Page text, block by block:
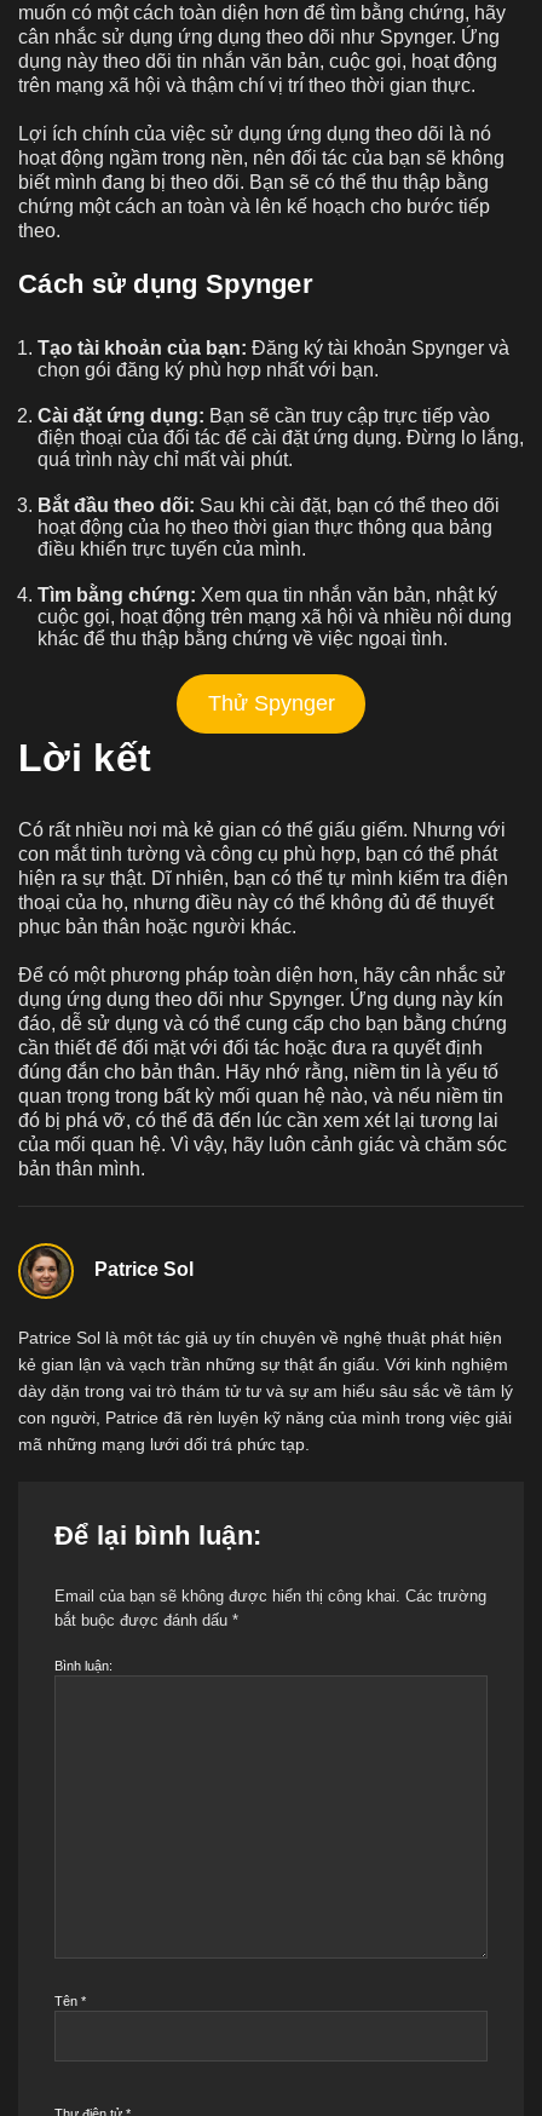
muốn có một cách toàn diện hơn để tìm bằng chứng, hãy
cân nhắc sử dụng ứng dụng theo dõi như Spynger. Ứng
dụng này theo dõi tin nhắn văn bản, cuộc gọi, hoạt động
trên mạng xã hội và thậm chí vị trí theo thời gian thực.
Lợi ích chính của việc sử dụng ứng dụng theo dõi là nó
hoạt động ngầm trong nền, nên đối tác của bạn sẽ không
biết mình đang bị theo dõi. Bạn sẽ có thể thu thập bằng
chứng một cách an toàn và lên kế hoạch cho bước tiếp
theo.
Cách sử dụng Spynger
Tạo tài khoản của bạn: Đăng ký tài khoản Spynger và
chọn gói đăng ký phù hợp nhất với bạn.
Cài đặt ứng dụng: Bạn sẽ cần truy cập trực tiếp vào
điện thoại của đối tác để cài đặt ứng dụng. Đừng lo lắng,
quá trình này chỉ mất vài phút.
Bắt đầu theo dõi: Sau khi cài đặt, bạn có thể theo dõi
hoạt động của họ theo thời gian thực thông qua bảng
điều khiển trực tuyến của mình.
Tìm bằng chứng: Xem qua tin nhắn văn bản, nhật ký
cuộc gọi, hoạt động trên mạng xã hội và nhiều nội dung
khác để thu thập bằng chứng về việc ngoại tình.
Thử Spynger
Lời kết
Có rất nhiều nơi mà kẻ gian có thể giấu giếm. Nhưng với
con mắt tinh tường và công cụ phù hợp, bạn có thể phát
hiện ra sự thật. Dĩ nhiên, bạn có thể tự mình kiểm tra điện
thoại của họ, nhưng điều này có thể không đủ để thuyết
phục bản thân hoặc người khác.
Để có một phương pháp toàn diện hơn, hãy cân nhắc sử
dụng ứng dụng theo dõi như Spynger. Ứng dụng này kín
đáo, dễ sử dụng và có thể cung cấp cho bạn bằng chứng
cần thiết để đối mặt với đối tác hoặc đưa ra quyết định
đúng đắn cho bản thân. Hãy nhớ rằng, niềm tin là yếu tố
quan trọng trong bất kỳ mối quan hệ nào, và nếu niềm tin
đó bị phá vỡ, có thể đã đến lúc cần xem xét lại tương lai
của mối quan hệ. Vì vậy, hãy luôn cảnh giác và chăm sóc
bản thân mình.
Patrice Sol
Patrice Sol là một tác giả uy tín chuyên về nghệ thuật phát hiện
kẻ gian lận và vạch trần những sự thật ẩn giấu. Với kinh nghiệm
dày dặn trong vai trò thám tử tư và sự am hiểu sâu sắc về tâm lý
con người, Patrice đã rèn luyện kỹ năng của mình trong việc giải
mã những mạng lưới dối trá phức tạp.
Để lại bình luận:
Email của bạn sẽ không được hiển thị công khai. Các trường
bắt buộc được đánh dấu *
Bình luận:
Tên *